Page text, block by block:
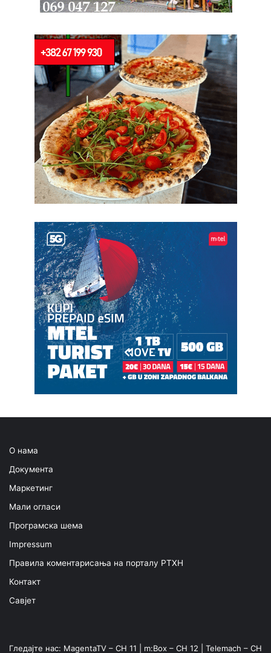
О нама
Документа
Маркетинг
Мали огласи
Програмска шема
Impressum
Правила коментарисања на порталу РТХН
Контакт
Савјет
Гледајте нас: MagentaTV – CH 11 | m:Box – CH 12 | Telemach – CH